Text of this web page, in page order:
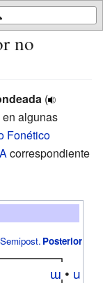
no
(
en algunas
Fonético
correspondiente
Semipost. Posterior
ɯ • u